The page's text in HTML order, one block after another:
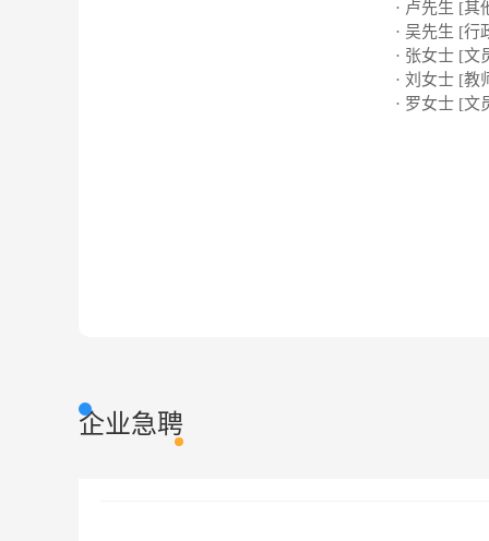
· 卢先生 [其
· 吴先生 [行
· 张女士 [文
· 刘女士 [教
· 罗女士 [文
企业急聘